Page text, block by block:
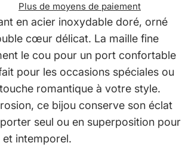
Plus de moyens de paiement
en acier inoxydable doré, orné
cœur délicat. La maille fine
le cou pour un port confortable
pour les occasions spéciales ou
romantique à votre style.
ce bijou conserve son éclat
seul ou en superposition pour
intemporel.